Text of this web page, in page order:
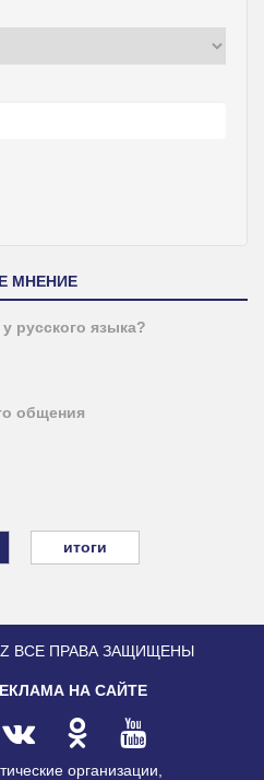
МНЕНИЕ
русского языка?
общения
итоги
ВСЕ ПРАВА ЗАЩИЩЕНЫ
НА САЙТЕ
организации,